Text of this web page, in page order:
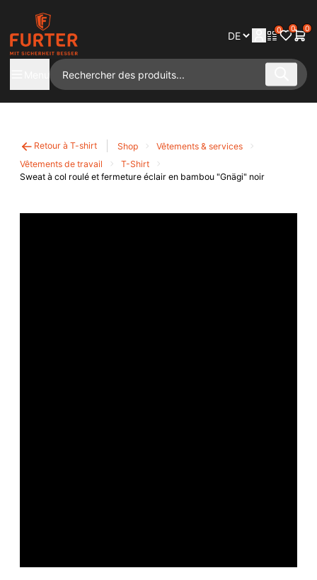
0 0 0
Retour à T-shirt Shop
Vêtements & services
Vêtements de travail
T-Shirt
Sweat à col roulé et fermeture éclair en bambou "Gnägi" noir